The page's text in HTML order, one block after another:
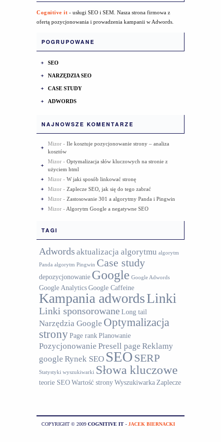
Cognitive it - usługi SEO i SEM. Nasza strona firmowa z
ofertą pozycjonowania i prowadzenia kampanii w Adwords.
POGRUPOWANE
SEO
NARZĘDZIA SEO
CASE STUDY
ADWORDS
NAJNOWSZE KOMENTARZE
Mizor - Ile kosztuje pozycjonowanie strony – analiza
kosztów
Mizor - Optymalizacja słów kluczowych na stronie z
użyciem html
Mizor - W jaki sposób linkować stronę
Mizor - Zaplecze SEO, jak się do tego zabrać
Mizor - Zastosowanie 301 a algorytmy Panda i Pingwin
Mizor - Algorytm Google a negatywne SEO
TAGI
Adwords aktualizacja algorytmu algorytm
Panda algorytm Pingwin Case study
depozycjonowanie Google Google Adwords
Google AnalyticsGoogle Caffeine
Kampania adwordsLinki
Linki sponsorowane Long tail
Narzędzia Google Optymalizacja
stronyPage rankPlanowanie
Pozycjonowanie Presell page Reklamy
google Rynek SEO SEO SERP
Statystyki wyszukiwarki Słowa kluczowe
teorie SEOWartość stronyWyszukiwarka Zaplecze
COPYRIGHT © 2009 COGNITIVE IT - JACEK BIERNACKI